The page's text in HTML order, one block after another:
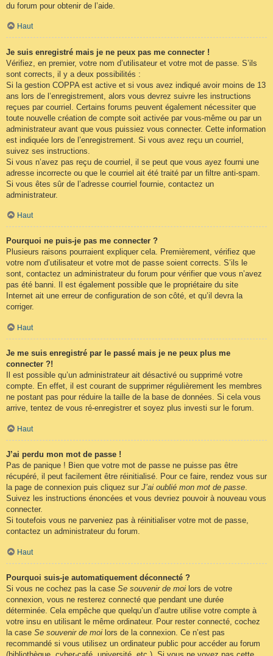
du forum pour obtenir de l’aide.
Haut
Je suis enregistré mais je ne peux pas me connecter !
Vérifiez, en premier, votre nom d’utilisateur et votre mot de passe. S’ils
sont corrects, il y a deux possibilités :
Si la gestion COPPA est active et si vous avez indiqué avoir moins de 13
ans lors de l’enregistrement, alors vous devrez suivre les instructions
reçues par courriel. Certains forums peuvent également nécessiter que
toute nouvelle création de compte soit activée par vous-même ou par un
administrateur avant que vous puissiez vous connecter. Cette information
est indiquée lors de l’enregistrement. Si vous avez reçu un courriel,
suivez ses instructions.
Si vous n’avez pas reçu de courriel, il se peut que vous ayez fourni une
adresse incorrecte ou que le courriel ait été traité par un filtre anti-spam.
Si vous êtes sûr de l’adresse courriel fournie, contactez un
administrateur.
Haut
Pourquoi ne puis-je pas me connecter ?
Plusieurs raisons pourraient expliquer cela. Premièrement, vérifiez que
votre nom d’utilisateur et votre mot de passe soient corrects. S’ils le
sont, contactez un administrateur du forum pour vérifier que vous n’avez
pas été banni. Il est également possible que le propriétaire du site
Internet ait une erreur de configuration de son côté, et qu’il devra la
corriger.
Haut
Je me suis enregistré par le passé mais je ne peux plus me
connecter ?!
Il est possible qu’un administrateur ait désactivé ou supprimé votre
compte. En effet, il est courant de supprimer régulièrement les membres
ne postant pas pour réduire la taille de la base de données. Si cela vous
arrive, tentez de vous ré-enregistrer et soyez plus investi sur le forum.
Haut
J’ai perdu mon mot de passe !
Pas de panique ! Bien que votre mot de passe ne puisse pas être
récupéré, il peut facilement être réinitialisé. Pour ce faire, rendez vous sur
la page de connexion puis cliquez sur J’ai oublié mon mot de passe.
Suivez les instructions énoncées et vous devriez pouvoir à nouveau vous
connecter.
Si toutefois vous ne parveniez pas à réinitialiser votre mot de passe,
contactez un administrateur du forum.
Haut
Pourquoi suis-je automatiquement déconnecté ?
Si vous ne cochez pas la case Se souvenir de moi lors de votre
connexion, vous ne resterez connecté que pendant une durée
déterminée. Cela empêche que quelqu’un d’autre utilise votre compte à
votre insu en utilisant le même ordinateur. Pour rester connecté, cochez
la case Se souvenir de moi lors de la connexion. Ce n’est pas
recommandé si vous utilisez un ordinateur public pour accéder au forum